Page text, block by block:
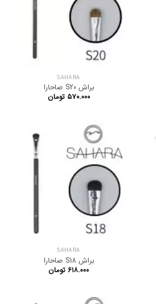
SAHARA
براش S20 صاحارا
۵۷۰.۰۰۰ تومان
SAHARA
براش S18 صاحارا
۶۱۸.۰۰۰ تومان